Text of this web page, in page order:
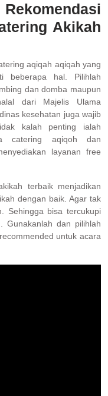
Akikah
aqiqah aqiqah yang
beberapa hal. Pilihlah
dan domba maupun
dari Majelis Ulama
kesehatan juga wajib
kalah penting ialah
catering aqiqoh dan
layanan free
terbaik menjadikan
dengan baik. Agar tak
Sehingga bisa tercukupi
Gunakanlah dan pilihlah
untuk acara